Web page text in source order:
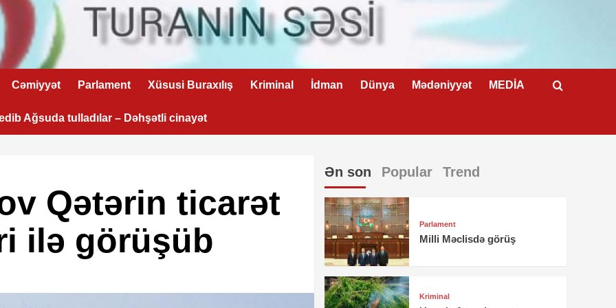
Cəmiyyət Parlament Xüsusi Buraxılış Kriminal İdman Dünya Mədəniyyət MEDİA
Ağsuda tulladılar – Dəhşətli cinayət
Qətərin ticarət
ilə görüşüb
Ən son Popular Trend
Parlament
Milli Məclisdə görüş
Kriminal